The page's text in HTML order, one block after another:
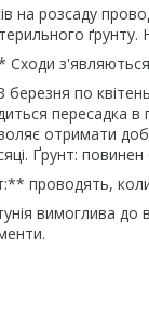
на розсаду
ґрунту.
з'являються
березня по
пересадка
отримати
Ґрунт:
проводять,
вимоглива до